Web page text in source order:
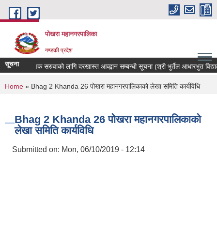
Skip to main content
पोखरा महानगरपालिका
गण्डकी प्रदेश
सूचनाशिक्षक सरुवाको लागि दरखास्त आव्ह्वान सम्बन्धी सूचना (श्री भुर्तेल आधारभुत विद्यालय)
You are here
Home » Bhag 2 Khanda 26 पोखरा महानगरपालिकाको लेखा समिति कार्यविधि
Bhag 2 Khanda 26 पोखरा महानगरपालिकाको
लेखा समिति कार्यविधि
Submitted on: Mon, 06/10/2019 - 12:14